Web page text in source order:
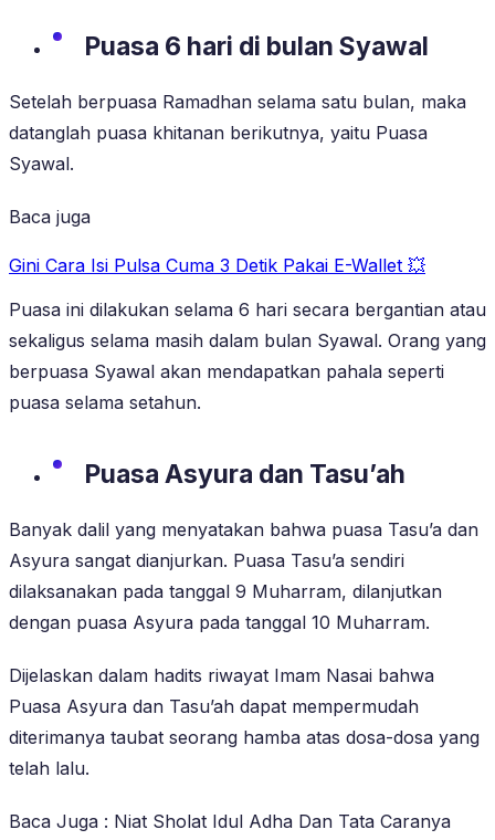
Puasa 6 hari di bulan Syawal
Setelah berpuasa Ramadhan selama satu bulan, maka
datanglah puasa khitanan berikutnya, yaitu Puasa
Syawal.
Baca juga
Gini Cara Isi Pulsa Cuma 3 Detik Pakai E-Wallet 💥
Puasa ini dilakukan selama 6 hari secara bergantian atau
sekaligus selama masih dalam bulan Syawal. Orang yang
berpuasa Syawal akan mendapatkan pahala seperti
puasa selama setahun.
Puasa Asyura dan Tasu’ah
Banyak dalil yang menyatakan bahwa puasa Tasu’a dan
Asyura sangat dianjurkan. Puasa Tasu’a sendiri
dilaksanakan pada tanggal 9 Muharram, dilanjutkan
dengan puasa Asyura pada tanggal 10 Muharram.
Dijelaskan dalam hadits riwayat Imam Nasai bahwa
Puasa Asyura dan Tasu’ah dapat mempermudah
diterimanya taubat seorang hamba atas dosa-dosa yang
telah lalu.
Baca Juga : Niat Sholat Idul Adha Dan Tata Caranya